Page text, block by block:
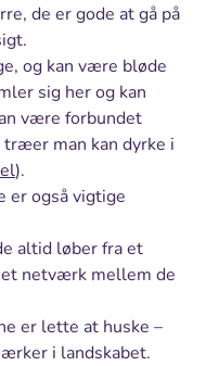
de er gode at gå på
og kan være bløde
sig her og kan
være forbundet
man kan dyrke i
).
er også vigtige
altid løber fra et
netværk mellem de
er lette at huske –
i landskabet.